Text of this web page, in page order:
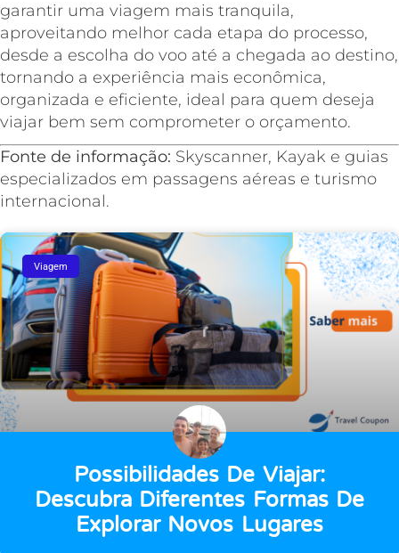
garantir uma viagem mais tranquila,
aproveitando melhor cada etapa do processo,
desde a escolha do voo até a chegada ao destino,
tornando a experiência mais econômica,
organizada e eficiente, ideal para quem deseja
viajar bem sem comprometer o orçamento.
Fonte de informação: Skyscanner, Kayak e guias
especializados em passagens aéreas e turismo
internacional.
Viagem
Possibilidades De Viajar:
Descubra Diferentes Formas De
Explorar Novos Lugares